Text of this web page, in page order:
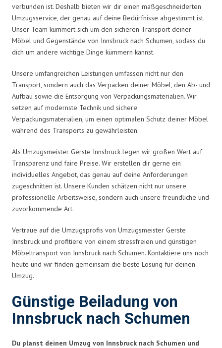
verbunden ist. Deshalb bieten wir dir einen maßgeschneiderten
Umzugsservice, der genau auf deine Bedürfnisse abgestimmt ist.
Unser Team kümmert sich um den sicheren Transport deiner
Möbel und Gegenstände von Innsbruck nach Schumen, sodass du
dich um andere wichtige Dinge kümmern kannst.
Unsere umfangreichen Leistungen umfassen nicht nur den
Transport, sondern auch das Verpacken deiner Möbel, den Ab- und
Aufbau sowie die Entsorgung von Verpackungsmaterialien. Wir
setzen auf modernste Technik und sichere
Verpackungsmaterialien, um einen optimalen Schutz deiner Möbel
während des Transports zu gewährleisten.
Als Umzugsmeister Gerste Innsbruck legen wir großen Wert auf
Transparenz und faire Preise. Wir erstellen dir gerne ein
individuelles Angebot, das genau auf deine Anforderungen
zugeschnitten ist. Unsere Kunden schätzen nicht nur unsere
professionelle Arbeitsweise, sondern auch unsere freundliche und
zuvorkommende Art.
Vertraue auf die Umzugsprofis von Umzugsmeister Gerste
Innsbruck und profitiere von einem stressfreien und günstigen
Möbeltransport von Innsbruck nach Schumen. Kontaktiere uns noch
heute und wir finden gemeinsam die beste Lösung für deinen
Umzug.
Günstige Beiladung von
Innsbruck nach Schumen
Du planst deinen Umzug von Innsbruck nach Schumen und